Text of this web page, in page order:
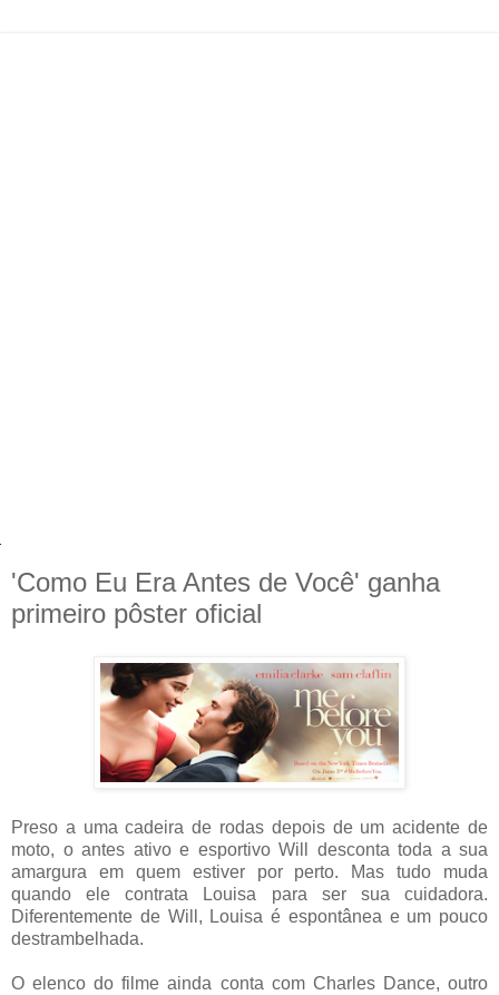
'Como Eu Era Antes de Você' ganha
primeiro pôster oficial
Preso a uma cadeira de rodas depois de um acidente de
moto, o antes ativo e esportivo Will desconta toda a sua
amargura em quem estiver por perto. Mas tudo muda
quando ele contrata Louisa para ser sua cuidadora.
Diferentemente de Will, Louisa é espontânea e um pouco
destrambelhada.
O elenco do filme ainda conta com Charles Dance, outro